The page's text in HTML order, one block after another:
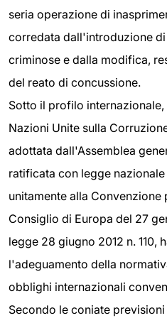
seria operazione di
corredata dall'introduzione
criminose e dalla modifica,
del reato di concussione.
Sotto il profilo
Nazioni Unite sulla
adottata dall'Assemblea
ratificata con legge nazionale
unitamente alla
Consiglio di Europa del 27
legge 28 giugno 2012 n. 110,
l'adeguamento della
obblighi internazionali
Secondo le coniate